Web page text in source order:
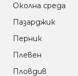
Околна среда
Пазарджик
Перник
Плевен
Пловдив